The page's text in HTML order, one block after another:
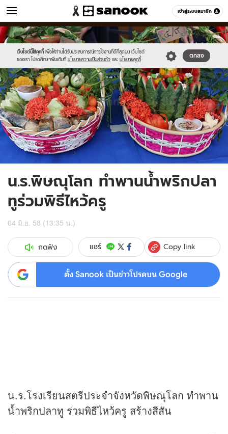
เข้าสู่ระบบสมาชิก
ข่าว หมวดอื่นๆ
เว็บไซต์นี้ใช้คุกกี้ เพื่อให้ท่านได้รับประสบการณ์การใช้งานที่ดีที่สุดบน เว็บไซต์
ของเรา โปรดศึกษาเพิ่มเติมที่ นโยบายความเป็นส่วนตัว และ นโยบายคุกกี้
ตกลง
Sanook
//s.isanook.com/sr/0/images/logo-
new-
sanook.png
600
60
//s.isanook.com/ns/0/ud/361/1806642/622647-
01.jpg
น.ร.พิษณุโลก ทำพานน้ำพริกปลา
ทูร่วมพิธีไหว้ครู
04 มิ.ย. 58 (13:35 น.)
กดฟัง แชร์ Copy link
ตั้ง Sanook เป็นข่าวโปรดบน Google
น.ร.โรงเรียนสตรีประจำจังหวัดพิษณุโลก ทำพาน
น้ำพริกปลาทู ร่วมพิธีไหว้ครู สร้างสีสัน